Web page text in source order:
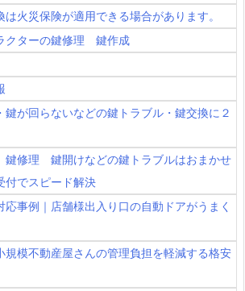
火災保険が適用できる場合があります。
クターの鍵修理 鍵作成
鍵が回らないなどの鍵トラブル・鍵交換に２
修理 鍵開けなどの鍵トラブルはおまかせ
付でスピード解決
事例｜店舗様出入り口の自動ドアがうまく
規模不動産屋さんの管理負担を軽減する格安